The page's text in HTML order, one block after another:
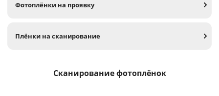
Фотоплёнки на проявку
Плёнки на сканирование
Сканирование фотоплёнок